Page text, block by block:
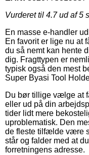
Vurderet til 4.7ud af 5
En masse e-handler
En favorit er lige nu at
du så nemt kan hente
dig. Fragttypen er
typisk også den mest
Super Byasi Tool
Du bør tillige vælge at
eller ud på din
tider lidt mere
uproblematisk. Den
de fleste tilfælde være
står og falder med at
forretningens adresse.